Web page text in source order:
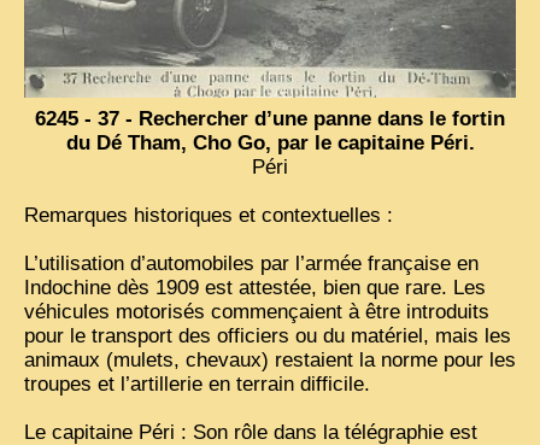
6245 - 37 - Rechercher d’une panne dans le fortin
du Dé Tham, Cho Go, par le capitaine Péri.
Péri
Remarques historiques et contextuelles :
L’utilisation d’automobiles par l’armée française en
Indochine dès 1909 est attestée, bien que rare. Les
véhicules motorisés commençaient à être introduits
pour le transport des officiers ou du matériel, mais les
animaux (mulets, chevaux) restaient la norme pour les
troupes et l’artillerie en terrain difficile.
Le capitaine Péri : Son rôle dans la télégraphie est